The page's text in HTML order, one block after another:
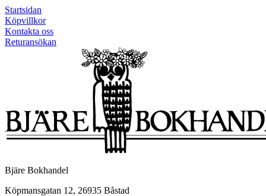
Startsidan
Köpvillkor
Kontakta oss
Returansökan
Bjäre Bokhandel
Köpmansgatan 12, 26935 Båstad